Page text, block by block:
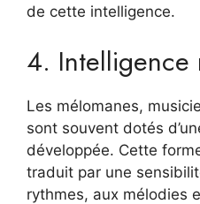
de cette intelligence.
4. Intelligence
Les mélomanes,
sont souvent dotés
développée. Cette
traduit par une
rythmes, aux mélodies